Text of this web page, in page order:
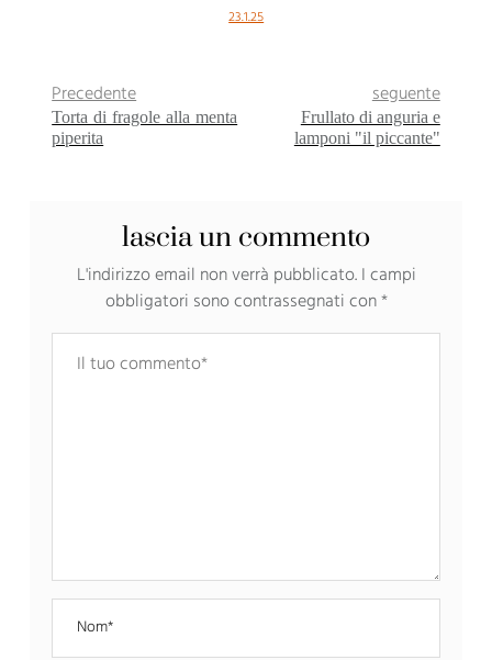
23.1.25
Precedente
Torta di fragole alla menta
piperita
seguente
Frullato di anguria e
lamponi "il piccante"
lascia un commento
L'indirizzo email non verrà pubblicato. I campi
obbligatori sono contrassegnati con*